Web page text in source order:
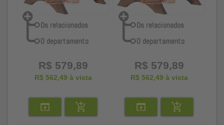
R$ 579,89
R$ 562,49 à vista
R$ 579,89
R$ 562,49 à vista